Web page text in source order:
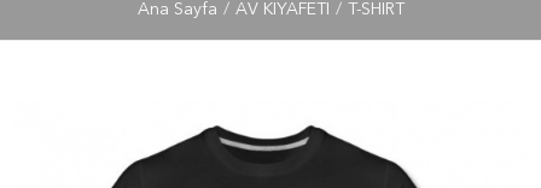
Ana Sayfa AV KIYAFETİ T-SHIRT